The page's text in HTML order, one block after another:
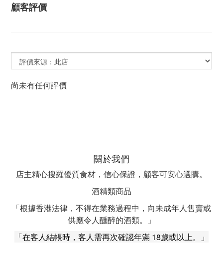
顧客評價
尚未有任何評價
關於我們
店主精心搜羅優質食材，信心保證，顧客可安心選購。
酒精類商品
「根據香港法律，不得在業務過程中，向未成年人售賣或
供應令人醺醉的酒類。」
「在客人結帳時，客人需再次確認年滿 18歲或以上。」